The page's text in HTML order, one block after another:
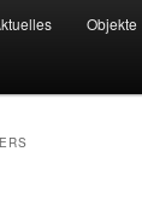
Objekte